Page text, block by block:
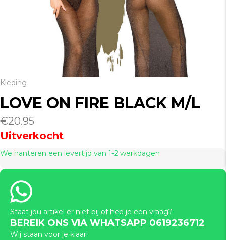
Kleding
LOVE ON FIRE BLACK M/L
€20.95
Uitverkocht
We hanteren een levertijd van 1-2 werkdagen
Staat jou artikel er niet bij of heb je een vraag?
BEREIK ONS VIA WHATSAPP 0619236712
Wij staan voor je klaar!